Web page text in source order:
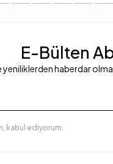
E-Bülten
yeniliklerden haberdar
kabul ediyorum.